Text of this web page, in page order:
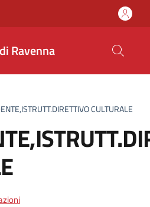
Ravenna
CULTURALE